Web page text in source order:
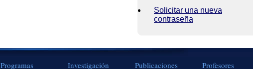
Solicitar una nueva
contraseña
Programas Investigación Publicaciones Profesores